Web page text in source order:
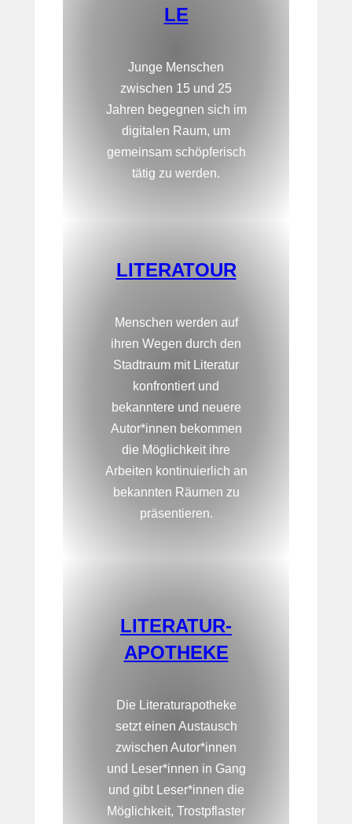
LE
Junge Menschen
zwischen 15 und 25
Jahren begegnen sich im
digitalen Raum, um
gemeinsam schöpferisch
tätig zu werden.
LITERATOUR
Menschen werden auf
ihren Wegen durch den
Stadtraum mit Literatur
konfrontiert und
bekanntere und neuere
Autor*innen bekommen
die Möglichkeit ihre
Arbeiten kontinuierlich an
bekannten Räumen zu
präsentieren.
LITERATUR-
APOTHEKE
Die Literaturapotheke
setzt einen Austausch
zwischen Autor*innen
und Leser*innen in Gang
und gibt Leser*innen die
Möglichkeit, Trostpflaster